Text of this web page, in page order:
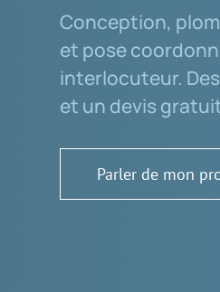
Conception,
et pose
interlocuteur.
et un devis
Parler de mon